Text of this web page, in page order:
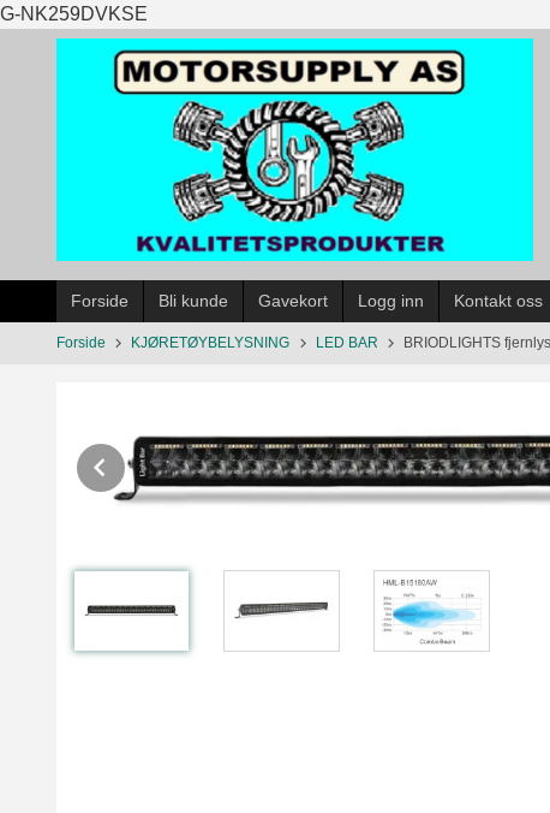
G-NK259DVKSE
til
innholdet
Forside Bli kunde Gavekort Logg inn Kontakt oss
Forside KJØRETØYBELYSNING LED BAR BRIODLIGHTS
Prev